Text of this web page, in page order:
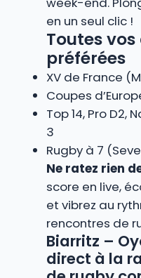
en un seul clic !
Toutes
préférées
XV de France
Coupes
Top 14, Pro D2,
3
Rugby à 7
Ne ratez rien
score en live,
et vibrez au
rencontres de
Biarritz –
direct à la